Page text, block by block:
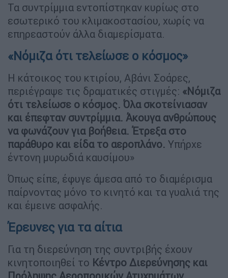
Τα συντρίμμια εντοπίστηκαν κυρίως στο
εσωτερικό του κλιμακοστασίου, χωρίς να
επηρεαστούν άλλα διαμερίσματα.
«Νόμιζα ότι τελείωσε ο κόσμος»
Η κάτοικος του κτιρίου, Αβάνι Σοάρες,
περιέγραψε τις δραματικές στιγμές: «Νόμιζα
ότι τελείωσε ο κόσμος. Όλα σκοτείνιασαν
και έπεφταν συντρίμμια. Άκουγα ανθρώπους
να φωνάζουν για βοήθεια. Έτρεξα στο
παράθυρο και είδα το αεροπλάνο. Υπήρχε
έντονη μυρωδιά καυσίμου»
Όπως είπε, έφυγε άμεσα από το διαμέρισμα
παίρνοντας μόνο το κινητό και τα γυαλιά της
και έμεινε ασφαλής.
Έρευνες για τα αίτια
Για τη διερεύνηση της συντριβής έχουν
κινητοποιηθεί το Κέντρο Διερεύνησης και